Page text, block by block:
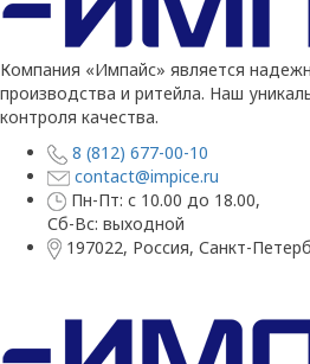
Компания «Импайс» является
производства и ритейла. Наш
контроля качества.
8 (812) 677-00-10
contact@impice.ru
Пн-Пт: с 10.00 до 18.00,
Сб-Вс: выходной
197022, Россия, Санкт-